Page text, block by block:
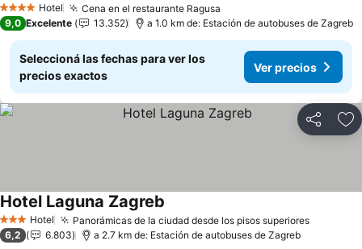
4 EstrellasHotel Cena en el restaurante Ragusa
9,0 Excelente 13.352 a 1.0 km de: Estación de autobuses de Zagreb
Seleccioná las fechas para ver los
precios exactos
Ver precios
Compartir
3 Estrellas
Hotel Panorámicas de la ciudad desde los pisos superiores
Hotel Laguna Zagreb
6,2 6.803 a 2.7 km de: Estación de autobuses de Zagreb